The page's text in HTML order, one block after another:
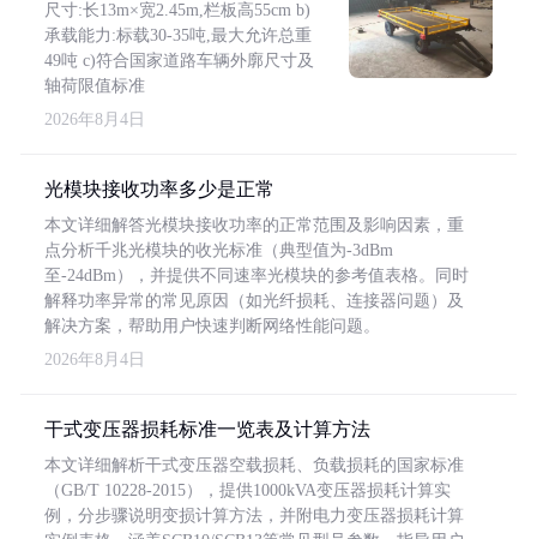
尺寸:长13m×宽2.45m,栏板高55cm b)
承载能力:标载30-35吨,最大允许总重
49吨 c)符合国家道路车辆外廓尺寸及
轴荷限值标准
2026年8月4日
光模块接收功率多少是正常
本文详细解答光模块接收功率的正常范围及影响因素，重
点分析千兆光模块的收光标准（典型值为-3dBm
至-24dBm），并提供不同速率光模块的参考值表格。同时
解释功率异常的常见原因（如光纤损耗、连接器问题）及
解决方案，帮助用户快速判断网络性能问题。
2026年8月4日
干式变压器损耗标准一览表及计算方法
本文详细解析干式变压器空载损耗、负载损耗的国家标准
（GB/T 10228-2015），提供1000kVA变压器损耗计算实
例，分步骤说明变损计算方法，并附电力变压器损耗计算